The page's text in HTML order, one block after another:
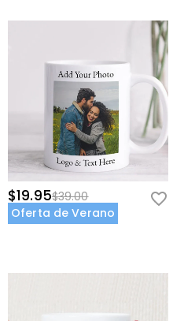
$19.95$39.00
Oferta de Verano